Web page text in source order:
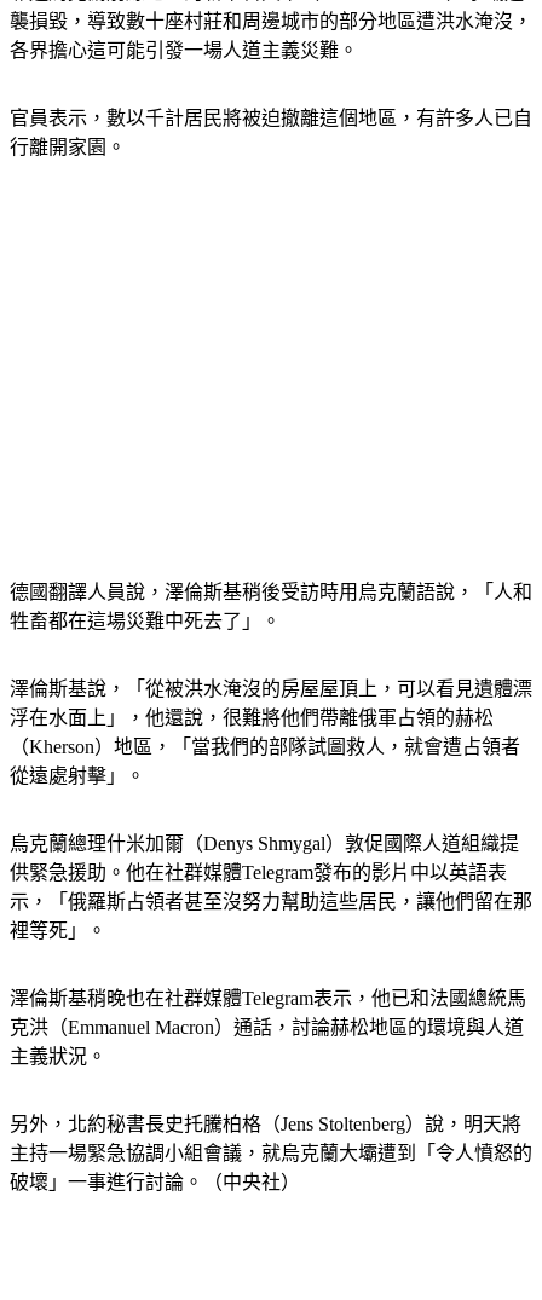
靠近烏克蘭前線地區的新卡科夫卡（Nova Kakhovka）水壩遇
襲損毀，導致數十座村莊和周邊城市的部分地區遭洪水淹沒，
官員表示，數以千計居民將被迫撤離這個地區，有許多人已自
德國翻譯人員說，澤倫斯基稍後受訪時用烏克蘭語說，「人和
澤倫斯基說，「從被洪水淹沒的房屋屋頂上，可以看見遺體漂
浮在水面上」，他還說，很難將他們帶離俄軍占領的赫松
（Kherson）地區，「當我們的部隊試圖救人，就會遭占領者
烏克蘭總理什米加爾（Denys Shmygal）敦促國際人道組織提
供緊急援助。他在社群媒體Telegram發布的影片中以英語表
示，「俄羅斯占領者甚至沒努力幫助這些居民，讓他們留在那
澤倫斯基稍晚也在社群媒體Telegram表示，他已和法國總統馬
克洪（Emmanuel Macron）通話，討論赫松地區的環境與人道
另外，北約秘書長史托騰柏格（Jens Stoltenberg）說，明天將
主持一場緊急協調小組會議，就烏克蘭大壩遭到「令人憤怒的